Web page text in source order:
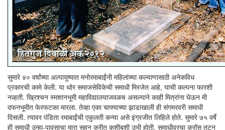
सुमारे ४० वर्षांच्या अल्पायुष्यात मनोरमाबाईंनी महिलांच्या कल्याणासाठी अनेकविध
प्रकारची कामे केली. या थोर समाजसेविकेची समाधी मिरजेत आहे, याची कल्पना फारशी
नव्हती. ख्रिश्चन स्मशानभूमी महाविद्यालयाजवळच असल्याने काही मित्रांना घेऊन मी
दफनभूमीत फेरफटका मारला. तेव्हा एका चाफ्याच्या झाडाखाली ही संगमरवरी समाधी
दिसली. त्यावर पंडिता रमाबाईंची एकुलती कन्या असे इंग्रजीत लिहिले होते. सुमारे ७५ वर्षे
ही समाधी उन्हा-पावसाचा मारा सहन करीत कशीबशी उभी होती. समाधीवरचा क्रॉस तुटून